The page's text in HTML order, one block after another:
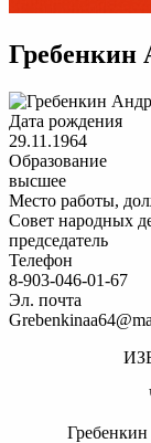
Гребенкин
Дата рождения
29.11.1964
Образование
высшее
Место работы,
Совет народных
председатель
Телефон
8-903-046-01-67
Эл. почта